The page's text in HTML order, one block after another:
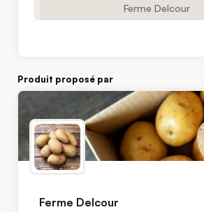
Ferme Delcour
Produit proposé par
Ferme Delcour